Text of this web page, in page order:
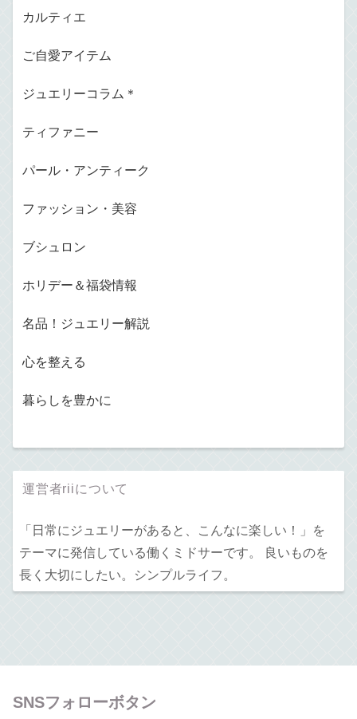
カルティエ
ご自愛アイテム
ジュエリーコラム＊
ティファニー
パール・アンティーク
ファッション・美容
ブシュロン
ホリデー＆福袋情報
名品！ジュエリー解説
心を整える
暮らしを豊かに
運営者riiについて
「日常にジュエリーがあると、こんなに楽しい！」を
テーマに発信している働くミドサーです。 良いものを
長く大切にしたい。シンプルライフ。
SNSフォローボタン